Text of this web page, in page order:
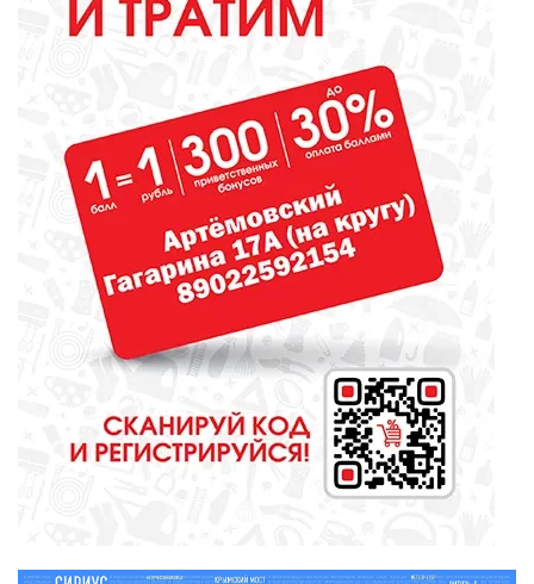
Не превращайте свой двор в
МЕДИЦИНА
Наше здоровье - не статистика.
Но цифры заставляют
задуматься
Борьба за депутатские кресла
набирает обороты. Будет жарко